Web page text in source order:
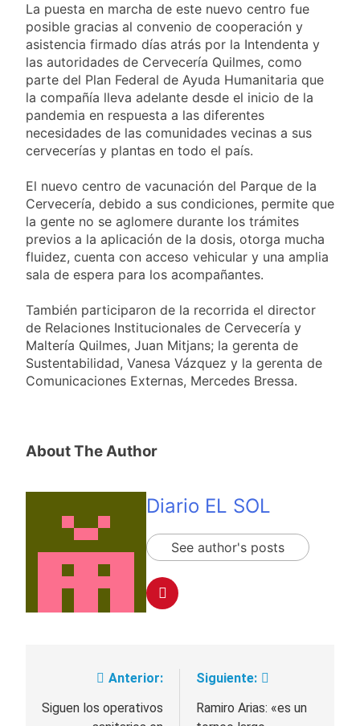
La puesta en marcha de este nuevo centro fue
posible gracias al convenio de cooperación y
asistencia firmado días atrás por la Intendenta y
las autoridades de Cervecería Quilmes, como
parte del Plan Federal de Ayuda Humanitaria que
la compañía lleva adelante desde el inicio de la
pandemia en respuesta a las diferentes
necesidades de las comunidades vecinas a sus
cervecerías y plantas en todo el país.
El nuevo centro de vacunación del Parque de la
Cervecería, debido a sus condiciones, permite que
la gente no se aglomere durante los trámites
previos a la aplicación de la dosis, otorga mucha
fluidez, cuenta con acceso vehicular y una amplia
sala de espera para los acompañantes.
También participaron de la recorrida el director
de Relaciones Institucionales de Cervecería y
Maltería Quilmes, Juan Mitjans; la gerenta de
Sustentabilidad, Vanesa Vázquez y la gerenta de
Comunicaciones Externas, Mercedes Bressa.
About The Author
Diario EL SOL
See author's posts
Navegación
de
Anterior:
Siguen los operativos
Siguiente:
Ramiro Arias: «es un